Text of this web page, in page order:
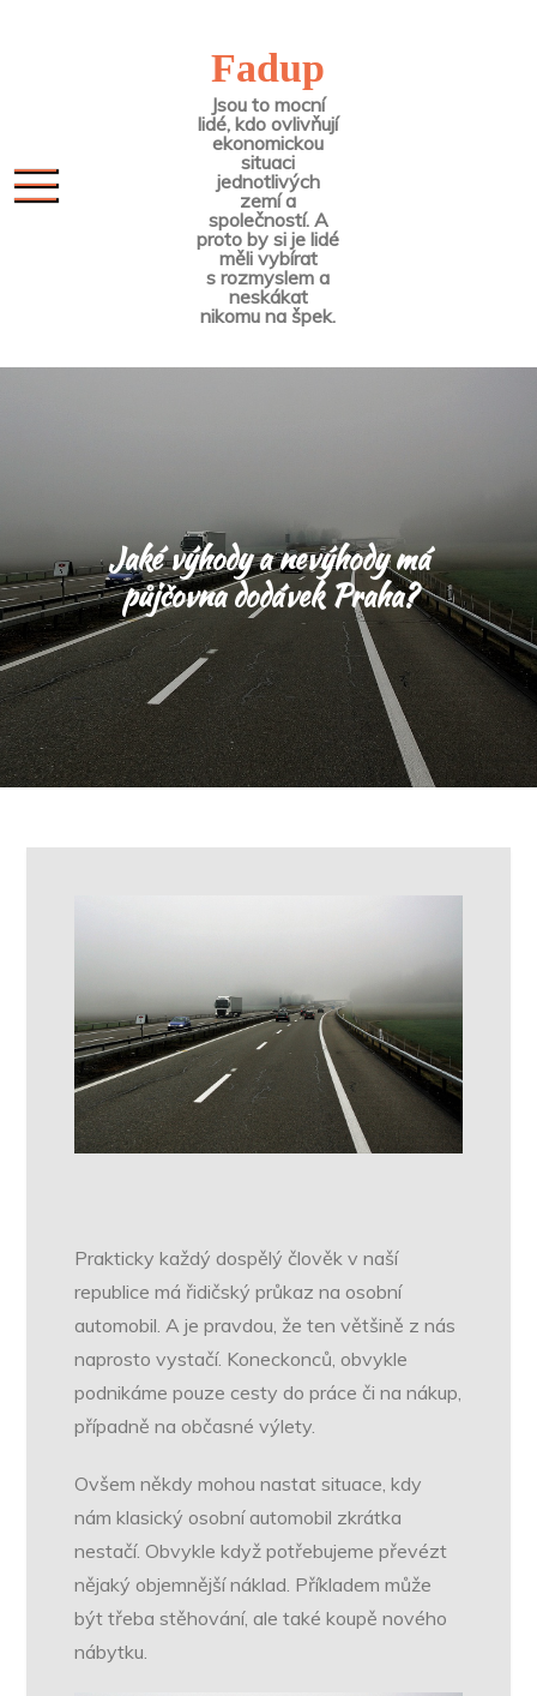
Fadup
Jsou to mocní
lidé, kdo ovlivňují
ekonomickou
situaci
jednotlivých
zemí a
společností. A
proto by si je lidé
měli vybírat
s rozmyslem a
neskákat
nikomu na špek.
Jaké výhody a nevýhody má
půjčovna dodávek Praha?
Prakticky každý dospělý člověk v naší
republice má řidičský průkaz na osobní
automobil. A je pravdou, že ten většině z nás
naprosto vystačí. Koneckonců, obvykle
podnikáme pouze cesty do práce či na nákup,
případně na občasné výlety.
Ovšem někdy mohou nastat situace, kdy
nám klasický osobní automobil zkrátka
nestačí. Obvykle když potřebujeme převézt
nějaký objemnější náklad. Příkladem může
být třeba stěhování, ale také koupě nového
nábytku.